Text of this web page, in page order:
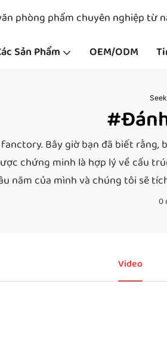
phòng phẩm chuyên nghiệp từ
Sản Phẩm OEM/ODM
Bây giờ bạn đã biết
chứng minh là hợp lý về
năm của mình và chúng tôi sẽ
0
Video